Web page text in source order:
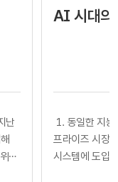
난
한
AI 시대의
1. 동일한 지
프라이즈 시장
시스템에 도입